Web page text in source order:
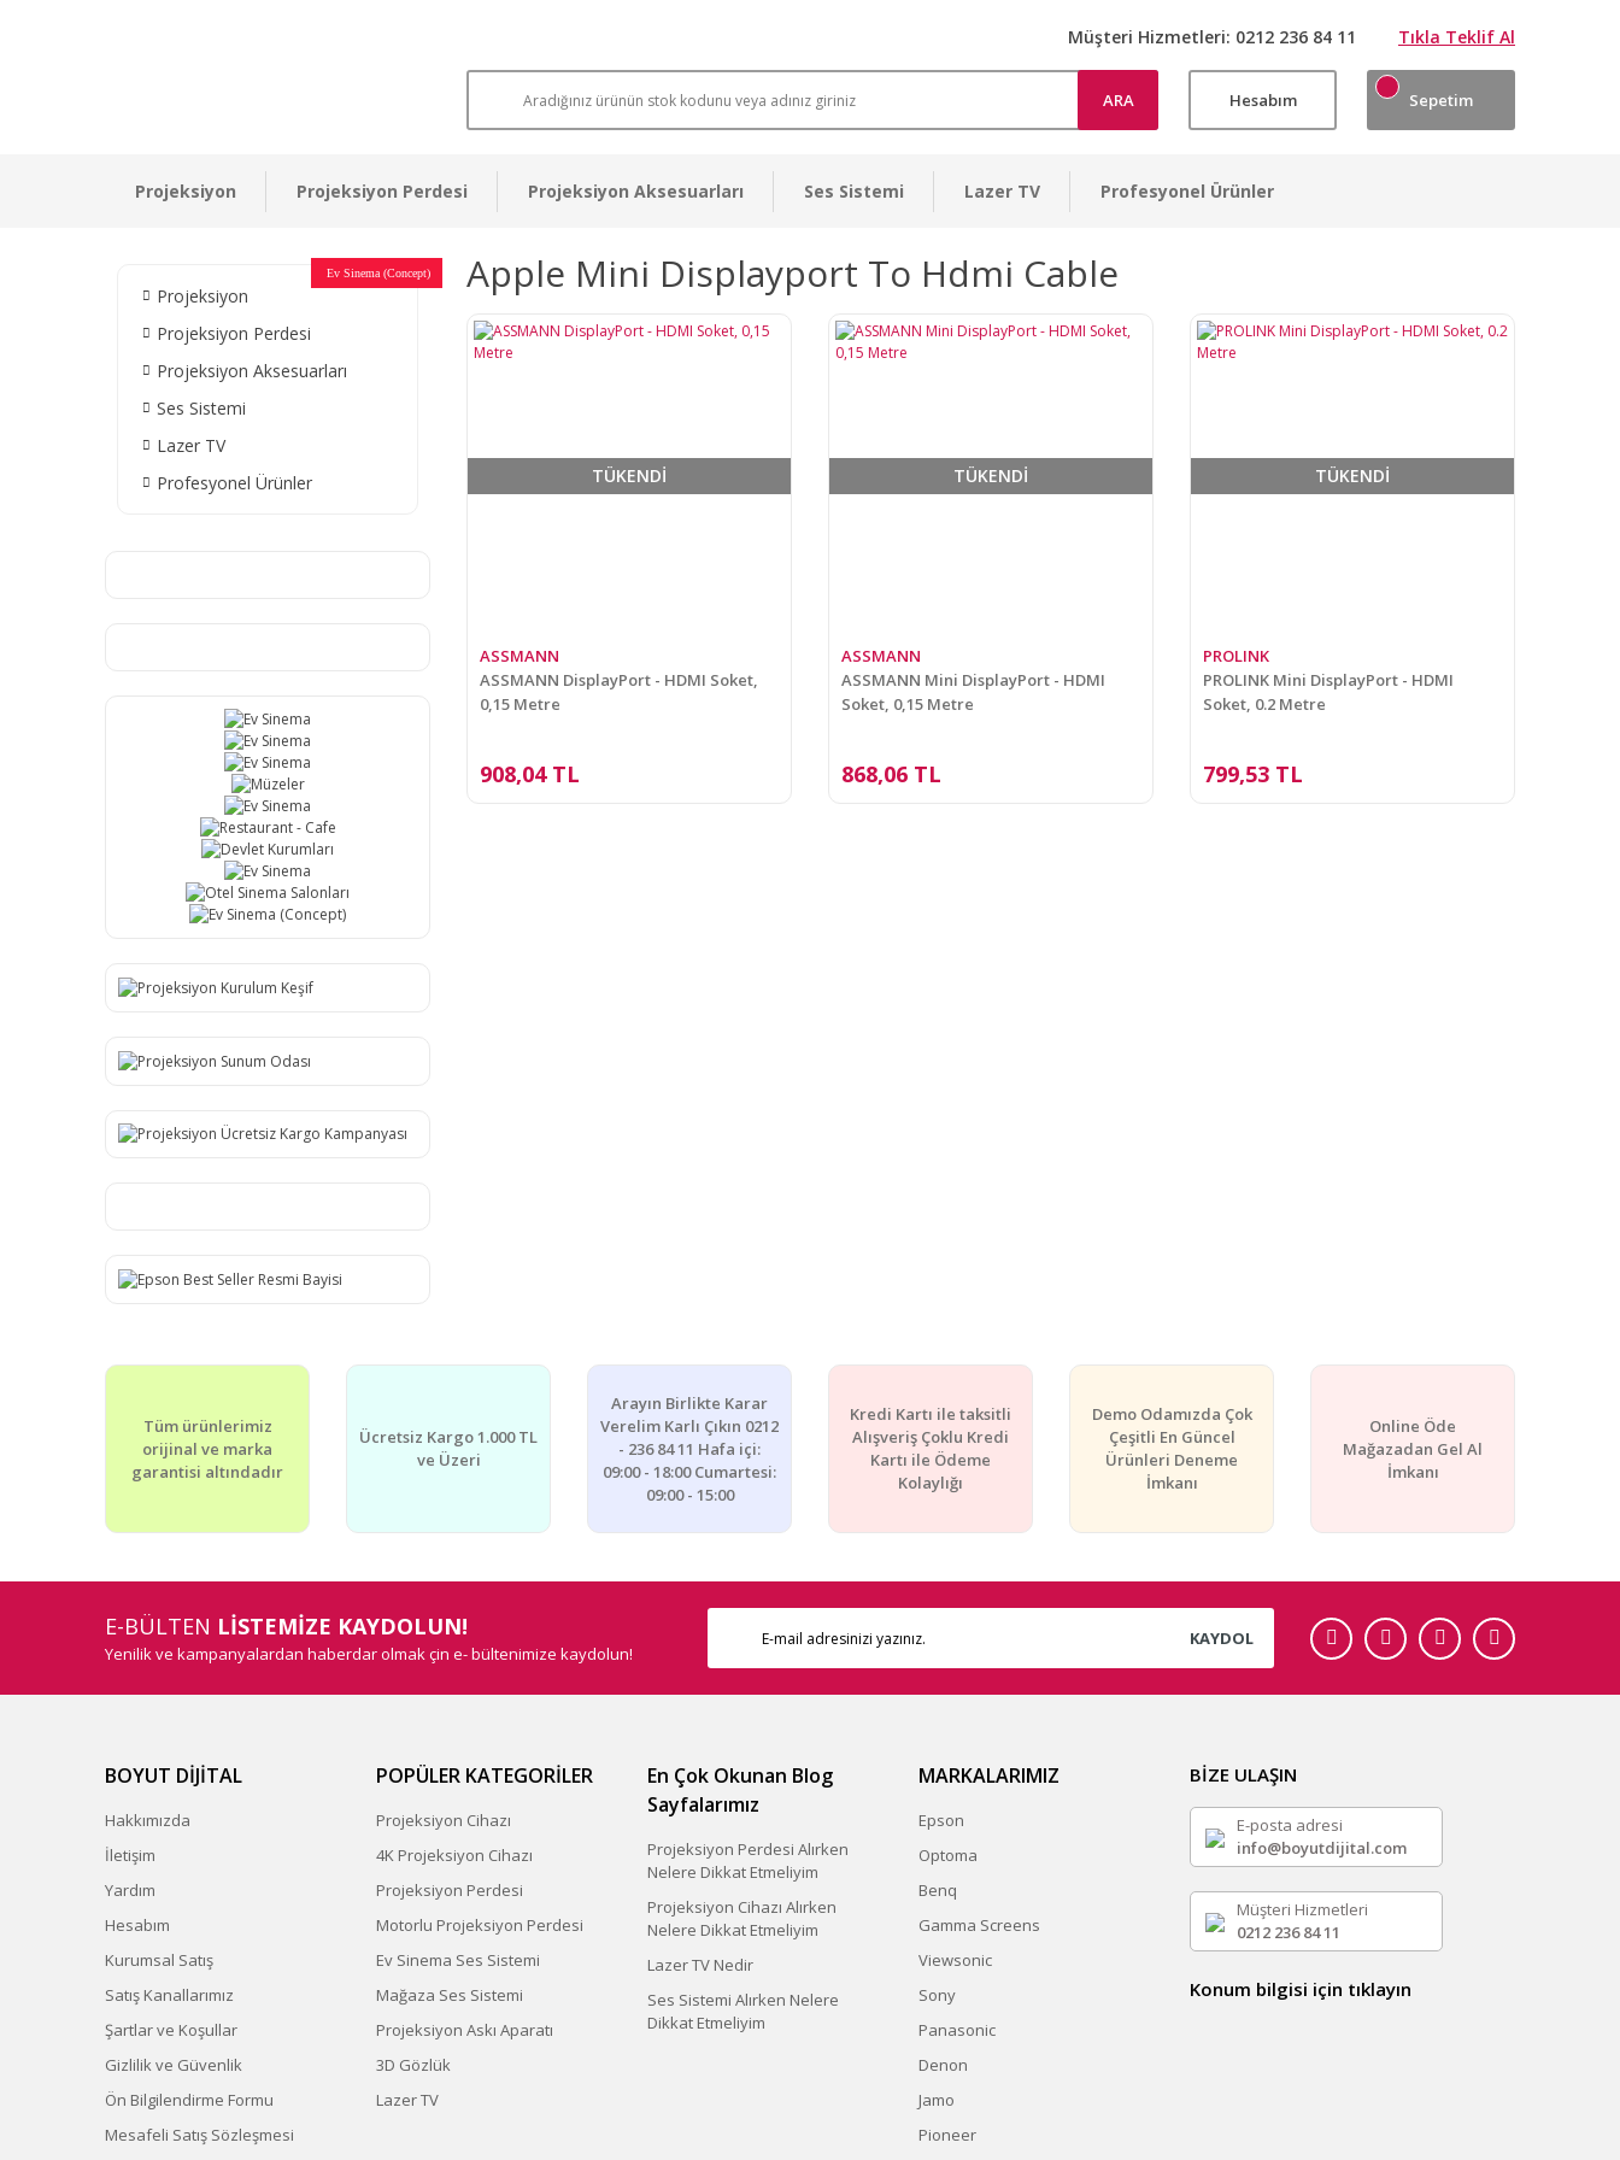
Müşteri Hizmetleri: 0212 236 84 11 Tıkla Teklif Al
ARA Hesabım Sepetim
Projeksiyon Projeksiyon Perdesi Projeksiyon Aksesuarları Ses Sistemi Lazer TV Profesyonel Ürünler
Projeksiyon
Projeksiyon Perdesi
Projeksiyon Aksesuarları
Ses Sistemi
Lazer TV
Profesyonel Ürünler
Ev Sinema
Ev Sinema
Ev Sinema
Müzeler
Ev Sinema
Restaurant - Cafe
Devlet Kurumları
Ev Sinema
Otel Sinema Salonları
Ev Sinema (Concept) Apple Mini Displayport To Hdmi Cable
TÜKENDİ
ASSMANN
ASSMANN DisplayPort - HDMI Soket,
0,15 Metre
908,04 TL
TÜKENDİ
ASSMANN
ASSMANN Mini DisplayPort - HDMI
Soket, 0,15 Metre
868,06 TL
TÜKENDİ
PROLINK
PROLINK Mini DisplayPort - HDMI
Soket, 0.2 Metre
799,53 TL
Tüm ürünlerimiz
orijinal ve marka
garantisi altındadır
Ücretsiz Kargo 1.000 TL
ve Üzeri
Arayın Birlikte Karar
Verelim Karlı Çıkın 0212
- 236 84 11 Hafa içi:
09:00 - 18:00 Cumartesi:
09:00 - 15:00
Kredi Kartı ile taksitli
Alışveriş Çoklu Kredi
Kartı ile Ödeme
Kolaylığı
Demo Odamızda Çok
Çeşitli En Güncel
Ürünleri Deneme
İmkanı
Online Öde
Mağazadan Gel Al
İmkanı
E-BÜLTEN LİSTEMİZE KAYDOLUN!
Yenilik ve kampanyalardan haberdar olmak çin e- bültenimize kaydolun!
KAYDOL
BOYUT DİJİTAL
Hakkımızda
İletişim
Yardım
Hesabım
Kurumsal Satış
Satış Kanallarımız
Şartlar ve Koşullar
Gizlilik ve Güvenlik
Ön Bilgilendirme Formu
Mesafeli Satış Sözleşmesi
POPÜLER KATEGORİLER
Projeksiyon Cihazı
4K Projeksiyon Cihazı
Projeksiyon Perdesi
Motorlu Projeksiyon Perdesi
Ev Sinema Ses Sistemi
Mağaza Ses Sistemi
Projeksiyon Askı Aparatı
3D Gözlük
Lazer TV
En Çok Okunan Blog
Sayfalarımız
Projeksiyon Perdesi Alırken
Nelere Dikkat Etmeliyim
Projeksiyon Cihazı Alırken
Nelere Dikkat Etmeliyim
Lazer TV Nedir
Ses Sistemi Alırken Nelere
Dikkat Etmeliyim
MARKALARIMIZ
Epson
Optoma
Benq
Gamma Screens
Viewsonic
Sony
Panasonic
Denon
Jamo
Pioneer
BİZE ULAŞIN
E-posta adresi
info@boyutdijital.com
Müşteri Hizmetleri
0212 236 84 11
Konum bilgisi için tıklayın